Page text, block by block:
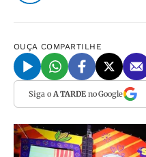
OUÇA COMPARTILHE
Siga o A TARDEno Google